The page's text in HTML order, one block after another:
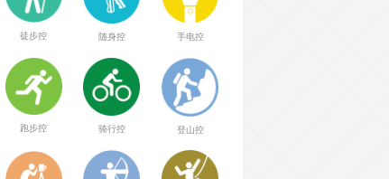
徒步控 随身控 手电控
跑步控 骑行控 登山控